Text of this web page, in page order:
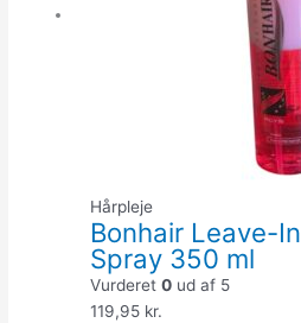
Hårpleje
Bonhair Leave-
Spray 350 ml
Vurderet 0ud af 5
119,95 kr.